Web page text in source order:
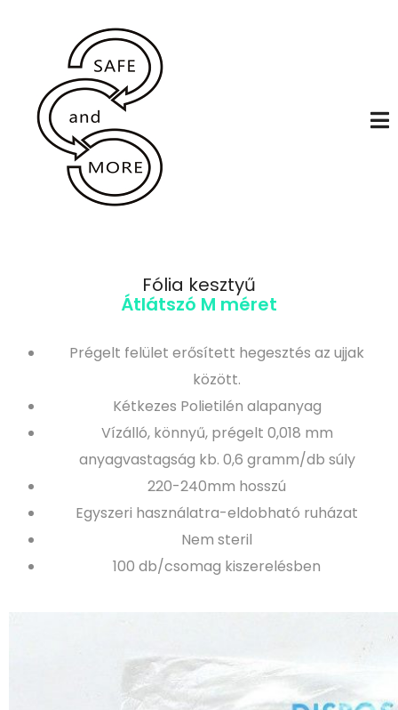
Fólia kesztyű
Átlátszó M méret
Prégelt felület erősített hegesztés az ujjak
között.
Kétkezes Polietilén alapanyag
Vízálló, könnyű, prégelt 0,018 mm
anyagvastagság kb. 0,6 gramm/db súly
220-240mm hosszú
Egyszeri használatra-eldobható ruházat
Nem steril
100 db/csomag kiszerelésben